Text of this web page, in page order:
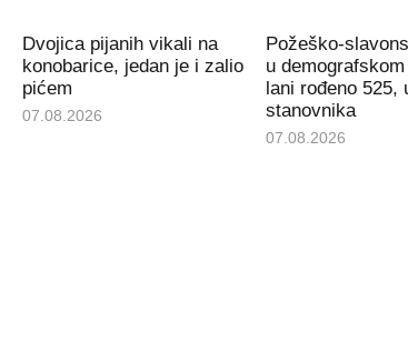
Dvojica pijanih vikali na
konobarice, jedan je i zalio
pićem
07.08.2026
Požeško-
u
lani rođeno 525,
stanovnika
07.08.2026